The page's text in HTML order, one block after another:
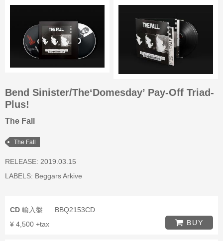
Bend Sinister/The‘Domesday’ Pay-Off Triad-
Plus!
The Fall
The Fall
RELEASE: 2019.03.15
LABELS: Beggars Arkive
CD 輸入盤
BBQ2153CD
¥ 4,500 +tax
BUY